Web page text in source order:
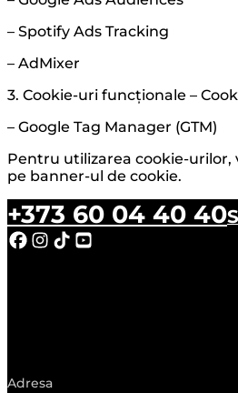
– Spotify Ads Tracking
– AdMixer
3. Cookie-uri funcționale –
– Google Tag Manager (GTM)
Pentru utilizarea cookie-urilor,
pe banner-ul de cookie.
Adresa
+373 60 04 40 40
Follow us on Facebook
Follow us on Instagram
Follow us on TikTok
Follow us on Youtube